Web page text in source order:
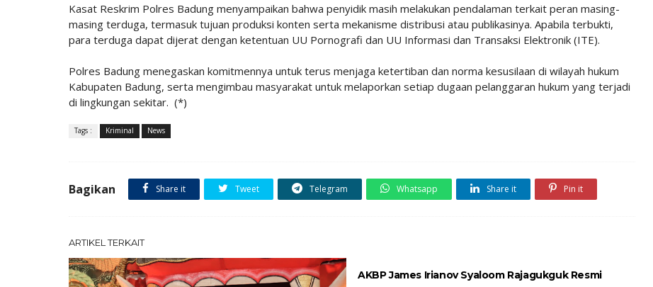
Kasat Reskrim Polres Badung menyampaikan bahwa penyidik masih melakukan pendalaman terkait peran masing-
masing terduga, termasuk tujuan produksi konten serta mekanisme distribusi atau publikasinya. Apabila terbukti,
para terduga dapat dijerat dengan ketentuan UU Pornografi dan UU Informasi dan Transaksi Elektronik (ITE).
Polres Badung menegaskan komitmennya untuk terus menjaga ketertiban dan norma kesusilaan di wilayah hukum
Kabupaten Badung, serta mengimbau masyarakat untuk melaporkan setiap dugaan pelanggaran hukum yang terjadi
di lingkungan sekitar. (*)
Tags : Kriminal News
Bagikan Share it Tweet Telegram Whatsapp Share it Pin it
ARTIKEL TERKAIT
AKBP James Irianov Syaloom Rajagukguk Resmi